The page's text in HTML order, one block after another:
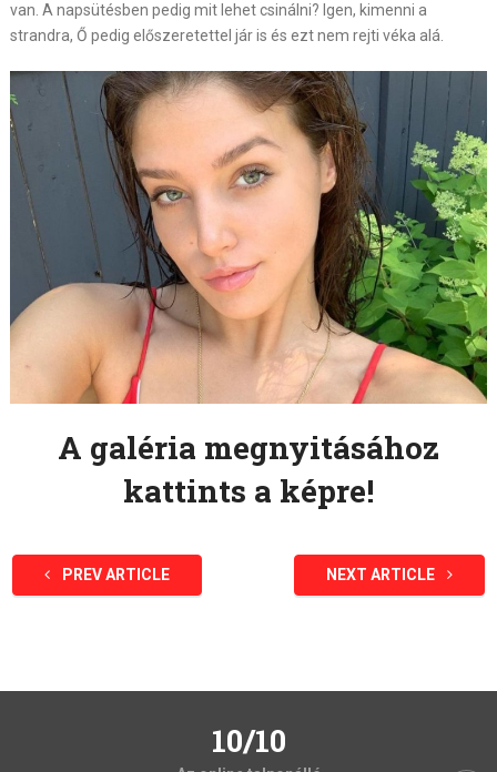
van. A napsütésben pedig mit lehet csinálni? Igen, kimenni a
strandra, Ő pedig előszeretettel jár is és ezt nem rejti véka alá.
A galéria megnyitásához
kattints a képre!
PREV ARTICLE NEXT ARTICLE
10/10